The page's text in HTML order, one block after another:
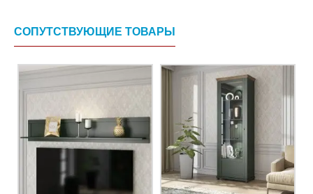
СОПУТСТВУЮЩИЕ ТОВАРЫ